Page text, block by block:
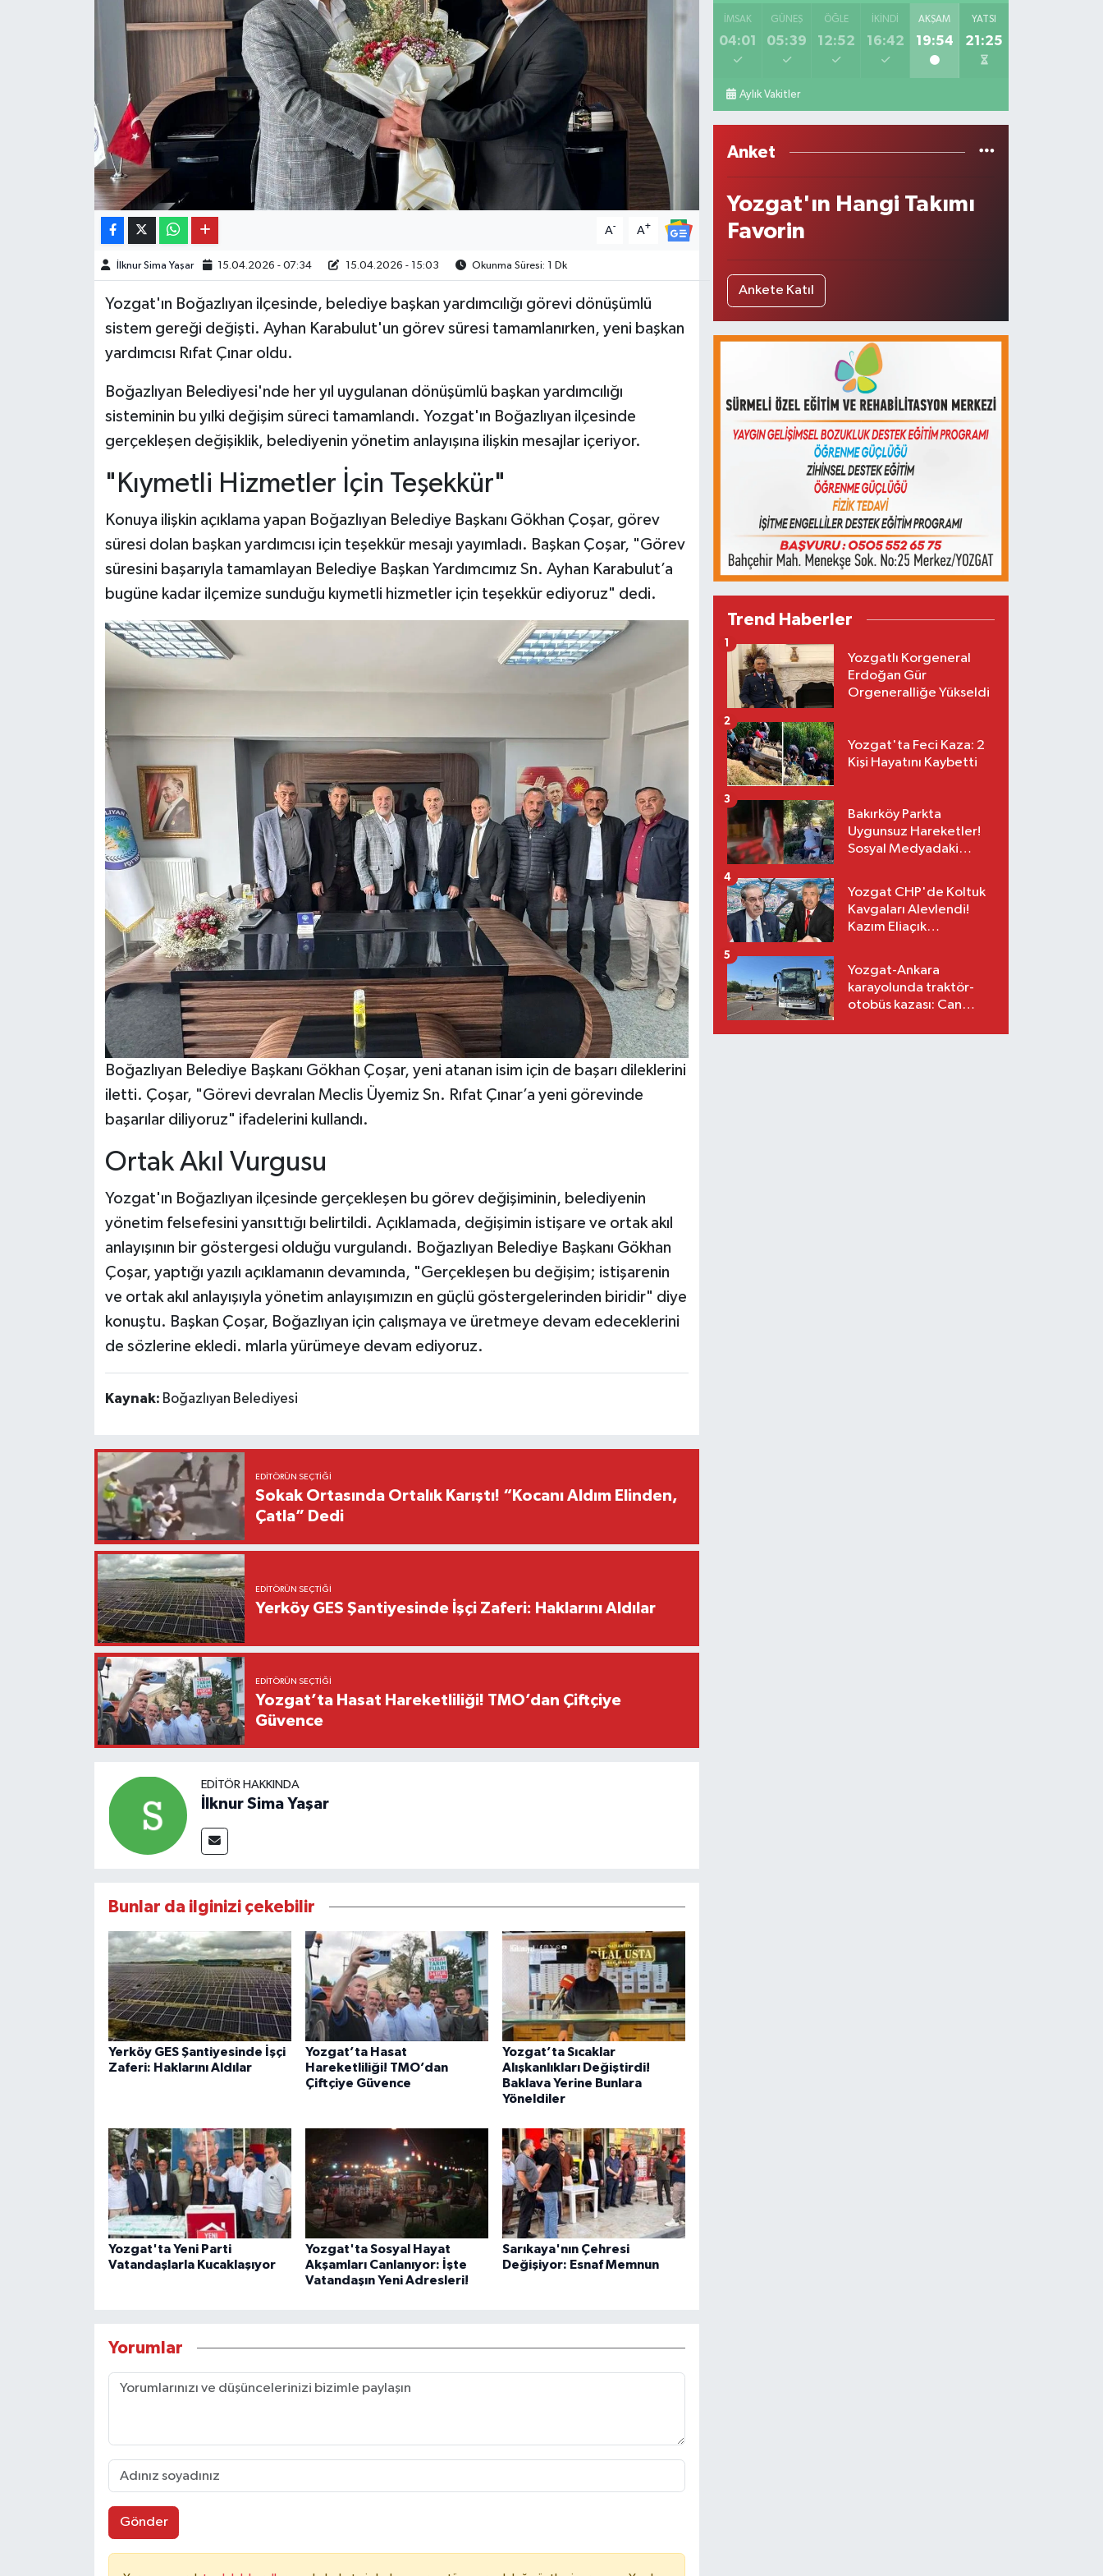
A- A+
İlknur Sima Yaşar 15.04.2026 - 07:34 15.04.2026 - 15:03 Okunma Süresi: 1 Dk
Yozgat'ın Boğazlıyan ilçesinde, belediye başkan yardımcılığı görevi dönüşümlü
sistem gereği değişti. Ayhan Karabulut'un görev süresi tamamlanırken, yeni başkan
yardımcısı Rıfat Çınar oldu.
Boğazlıyan Belediyesi'nde her yıl uygulanan dönüşümlü başkan yardımcılığı
sisteminin bu yılki değişim süreci tamamlandı. Yozgat'ın Boğazlıyan ilçesinde
gerçekleşen değişiklik, belediyenin yönetim anlayışına ilişkin mesajlar içeriyor.
"Kıymetli Hizmetler İçin Teşekkür"
Konuya ilişkin açıklama yapan Boğazlıyan Belediye Başkanı Gökhan Çoşar, görev
süresi dolan başkan yardımcısı için teşekkür mesajı yayımladı. Başkan Çoşar, "Görev
süresini başarıyla tamamlayan Belediye Başkan Yardımcımız Sn. Ayhan Karabulut’a
bugüne kadar ilçemize sunduğu kıymetli hizmetler için teşekkür ediyoruz" dedi.
Boğazlıyan Belediye Başkanı Gökhan Çoşar, yeni atanan isim için de başarı dileklerini
iletti. Çoşar, "Görevi devralan Meclis Üyemiz Sn. Rıfat Çınar’a yeni görevinde
başarılar diliyoruz" ifadelerini kullandı.
Ortak Akıl Vurgusu
Yozgat'ın Boğazlıyan ilçesinde gerçekleşen bu görev değişiminin, belediyenin
yönetim felsefesini yansıttığı belirtildi. Açıklamada, değişimin istişare ve ortak akıl
anlayışının bir göstergesi olduğu vurgulandı. Boğazlıyan Belediye Başkanı Gökhan
Çoşar, yaptığı yazılı açıklamanın devamında, "Gerçekleşen bu değişim; istişarenin
ve ortak akıl anlayışıyla yönetim anlayışımızın en güçlü göstergelerinden biridir" diye
konuştu. Başkan Çoşar, Boğazlıyan için çalışmaya ve üretmeye devam edeceklerini
de sözlerine ekledi. mlarla yürümeye devam ediyoruz.
Kaynak: Boğazlıyan Belediyesi
EDITÖRÜN SEÇTIĞI
Sokak Ortasında Ortalık Karıştı! “Kocanı Aldım Elinden,
Çatla” Dedi
EDITÖRÜN SEÇTIĞI
Yerköy GES Şantiyesinde İşçi Zaferi: Haklarını Aldılar
EDITÖRÜN SEÇTIĞI
Yozgat’ta Hasat Hareketliliği! TMO’dan Çiftçiye
Güvence
EDITÖR HAKKINDA
İlknur Sima Yaşar
Bunlar da ilginizi çekebilir
Yerköy GES Şantiyesinde İşçi
Zaferi: Haklarını Aldılar
Yozgat’ta Hasat
Hareketliliği! TMO’dan
Çiftçiye Güvence
Yozgat’ta Sıcaklar
Alışkanlıkları Değiştirdi!
Baklava Yerine Bunlara
Yöneldiler
Yozgat'ta Yeni Parti
Vatandaşlarla Kucaklaşıyor
Yozgat'ta Sosyal Hayat
Akşamları Canlanıyor: İşte
Vatandaşın Yeni Adresleri!
Sarıkaya'nın Çehresi
Değişiyor: Esnaf Memnun
Yorumlar
Gönder
İMSAK
04:01
GÜNEŞ
05:39
ÖĞLE
12:52
İKINDI
16:42
AKŞAM
19:54
YATSI
21:25
Aylık Vakitler
Anket
Yozgat'ın Hangi Takımı
Favorin
Ankete Katıl
Trend Haberler
Yozgatlı Korgeneral
Erdoğan Gür
Orgeneralliğe Yükseldi
1
Yozgat'ta Feci Kaza: 2
Kişi Hayatını Kaybetti
2
Bakırköy Parkta
Uygunsuz Hareketler!
Sosyal Medyadaki
3
Yozgat CHP'de Koltuk
Kavgaları Alevlendi!
Kazım Eliaçık
4
Yozgat-Ankara
karayolunda traktör-
otobüs kazası: Can
5